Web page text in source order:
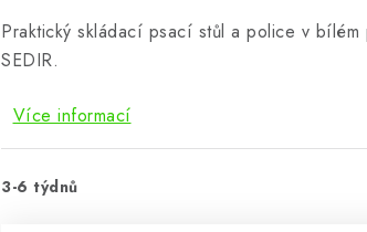
Praktický skládací psací stůl a police v
SEDIR.
Více informací
3-6 týdnů